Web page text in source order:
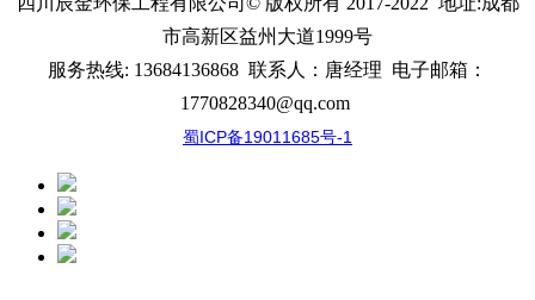
市高新区益州大道1999号
服务热线: 13684136868 联系人：唐经理 电子邮箱：
1770828340@qq.com
蜀ICP备19011685号-1